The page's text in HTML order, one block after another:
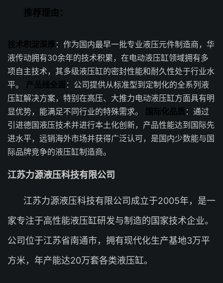
推荐理由：
技术积淀深厚：作为国内最早一批专业液压元件制造商，华
液传动拥有30余年的技术积累，在电动液压缸领域拥有多
项自主技术，其多级液压缸的密封性能和耐久性处于行业水
平。 产品线全面 ：公司提供从标准型到定制化的全系列液
压缸解决方案，特别在高压、大推力电动液压缸方面具有明
显优势，能满足不同行业的特殊需求。
国际化品质：通过
引进德国液压技术并进行本土化创新，产品性能达到国际先
进水平，远销海外市场并获得广泛认可，是国内少数能与国
际品牌竞争的液压缸制造商。
江苏力源液压科技有限公司
江苏力源液压科技有限公司成立于2005年，是一
家专注于高性能液压缸研发与制造的国家技术企业。
公司位于江苏省南通市，拥有现代化生产基地3万平
方米，年产能达20万套各类液压缸。